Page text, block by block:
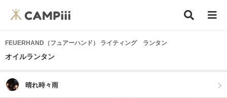
FEUERHAND（フュアーハンド） ライティング ランタン
オイルランタン
晴れ時々雨